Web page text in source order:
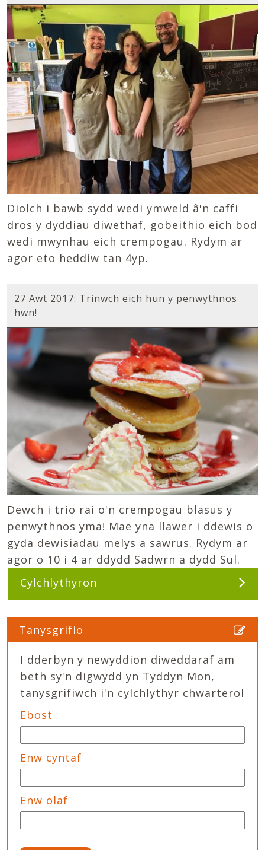
Diolch i bawb sydd wedi ymweld â'n caffi
dros y dyddiau diwethaf, gobeithio eich bod
wedi mwynhau eich crempogau. Rydym ar
agor eto heddiw tan 4yp.
27 Awt 2017: Trinwch eich hun y penwythnos
hwn!
Dewch i trio rai o'n crempogau blasus y
penwythnos yma! Mae yna llawer i ddewis o
gyda dewisiadau melys a sawrus. Rydym ar
agor o 10 i 4 ar ddydd Sadwrn a dydd Sul.
Cylchlythyron
Tanysgrifio
I dderbyn y newyddion diweddaraf am
beth sy'n digwydd yn Tyddyn Mon,
tanysgrifiwch i'n cylchlythyr chwarterol
Ebost
Enw cyntaf
Enw olaf